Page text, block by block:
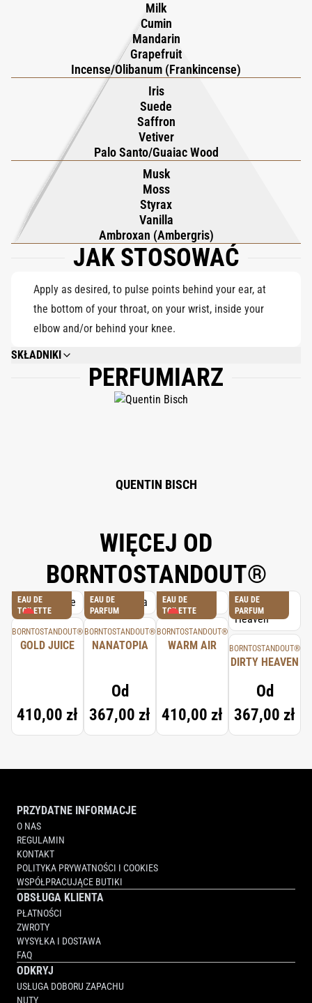
intymne i naładowane oczekiwaniem. W miarę jak zapach się
rozwija, centralne miejsce zajmuje pudrowe serce irysa,
złagodzone gładkim zamszem i uziemione ziemistą zielenią
wetywerii i drzewa gwajakowego. Dotyk szafranu dodaje
subtelnego, zwierzęcego ciepła. W bazie słodka wanilia i
balsamiczny styrak otulają ambroksan, mech i piżmo,
pozostawiając przytulny, ale uwodzicielski ślad. Rezultatem jest
kremowy, dymny i głęboko intymny zapach, który utrzymuje się
jak szeptany sekret.
Milk
Cumin
Mandarin
Grapefruit
Incense/Olibanum (Frankincense)
Iris
Suede
Saffron
Vetiver
Palo Santo/Guaiac Wood
Musk
Moss
Styrax
Vanilla
Ambroxan (Ambergris)
JAK STOSOWAĆ
Apply as desired, to pulse points behind your ear, at
the bottom of your throat, on your wrist, inside your
elbow and/or behind your knee.
SKŁADNIKI
ALCOHOL DENAT., PARFUM (FRAGRANCE), ALPHA-ISOMETHYL IONONE,
AQUA (WATER), LIMONENE, LINALOOL, CITRONELLOL, BENZYL ALCOHOL,
BENZYL SALICYLATE, CITRAL, FARNESOL, ISOEUGENOL.
PERFUMIARZ
QUENTIN BISCH
WIĘCEJ OD
BORNTOSTANDOUT®
EAU DE
TOILETTE
BORNTOSTANDOUT®
GOLD JUICE
410,00 zł
EAU DE
PARFUM
BORNTOSTANDOUT®
NANATOPIA
Od
367,00 zł
EAU DE
TOILETTE
BORNTOSTANDOUT®
WARM AIR
410,00 zł
EAU DE
PARFUM
BORNTOSTANDOUT®
DIRTY HEAVEN
Od
367,00 zł
PRZYDATNE INFORMACJE
O NAS
REGULAMIN
KONTAKT
POLITYKA PRYWATNOŚCI I COOKIES
WSPÓŁPRACUJĄCE BUTIKI
OBSŁUGA KLIENTA
PŁATNOŚCI
ZWROTY
WYSYŁKA I DOSTAWA
FAQ
ODKRYJ
USŁUGA DOBORU ZAPACHU
NUTY